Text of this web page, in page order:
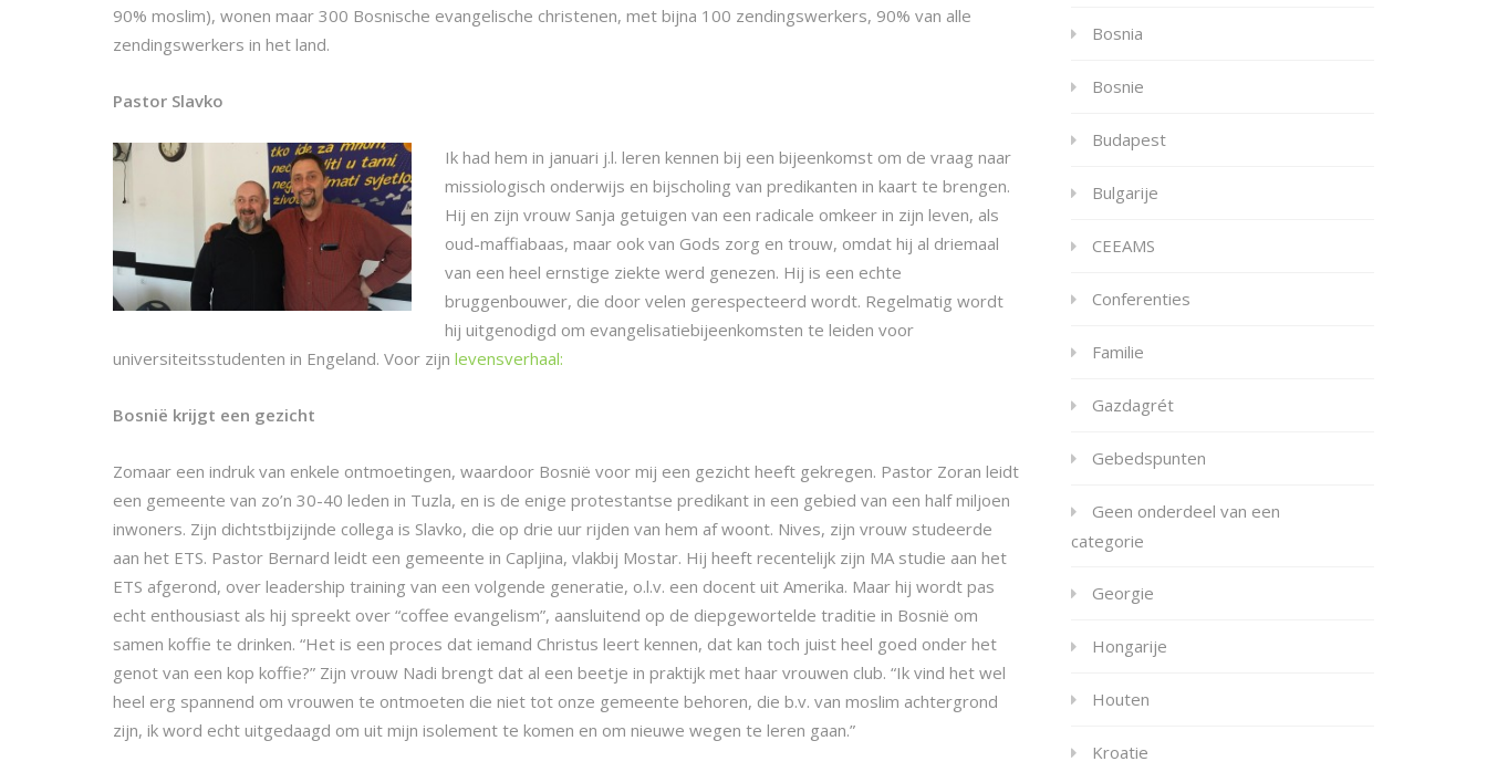
90% moslim), wonen maar 300 Bosnische evangelische christenen, met bijna 100 zendingswerkers, 90% van alle
zendingswerkers in het land.
Pastor Slavko
Ik had hem in januari j.l. leren kennen bij een bijeenkomst om de vraag naar
missiologisch onderwijs en bijscholing van predikanten in kaart te brengen.
Hij en zijn vrouw Sanja getuigen van een radicale omkeer in zijn leven, als
oud-maffiabaas, maar ook van Gods zorg en trouw, omdat hij al driemaal
van een heel ernstige ziekte werd genezen. Hij is een echte
bruggenbouwer, die door velen gerespecteerd wordt. Regelmatig wordt
hij uitgenodigd om evangelisatiebijeenkomsten te leiden voor
universiteitsstudenten in Engeland. Voor zijn levensverhaal:
Bosnië krijgt een gezicht
Zomaar een indruk van enkele ontmoetingen, waardoor Bosnië voor mij een gezicht heeft gekregen. Pastor Zoran leidt
een gemeente van zo’n 30-40 leden in Tuzla, en is de enige protestantse predikant in een gebied van een half miljoen
inwoners. Zijn dichtstbijzijnde collega is Slavko, die op drie uur rijden van hem af woont. Nives, zijn vrouw studeerde
aan het ETS. Pastor Bernard leidt een gemeente in Capljina, vlakbij Mostar. Hij heeft recentelijk zijn MA studie aan het
ETS afgerond, over leadership training van een volgende generatie, o.l.v. een docent uit Amerika. Maar hij wordt pas
echt enthousiast als hij spreekt over “coffee evangelism”, aansluitend op de diepgewortelde traditie in Bosnië om
samen koffie te drinken. “Het is een proces dat iemand Christus leert kennen, dat kan toch juist heel goed onder het
genot van een kop koffie?” Zijn vrouw Nadi brengt dat al een beetje in praktijk met haar vrouwen club. “Ik vind het wel
heel erg spannend om vrouwen te ontmoeten die niet tot onze gemeente behoren, die b.v. van moslim achtergrond
zijn, ik word echt uitgedaagd om uit mijn isolement te komen en om nieuwe wegen te leren gaan.”
Bosnia
Bosnie
Budapest
Bulgarije
CEEAMS
Conferenties
Familie
Gazdagrét
Gebedspunten
Geen onderdeel van een
categorie
Georgie
Hongarije
Houten
Kroatie